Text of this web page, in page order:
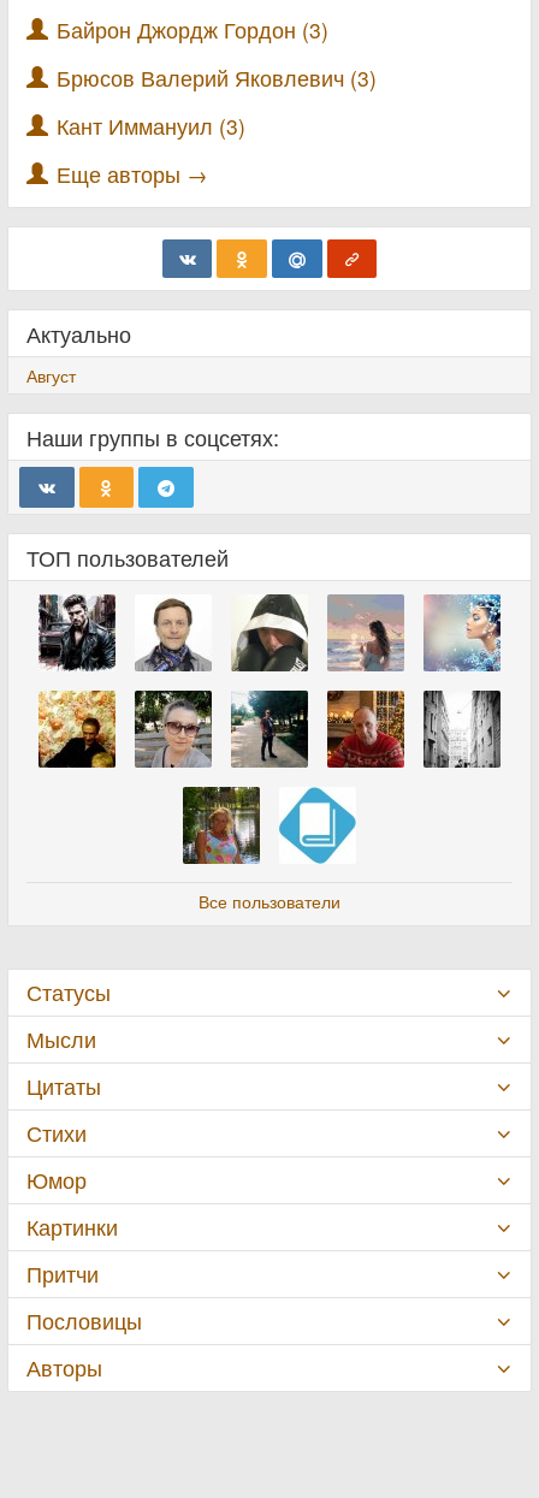
Байрон Джордж Гордон (3)
Брюсов Валерий Яковлевич (3)
Кант Иммануил (3)
Еще авторы →
Актуально
Август
Наши группы в соцсетях:
ТОП пользователей
Все пользователи
Статусы
Мысли
Цитаты
Стихи
Юмор
Картинки
Притчи
Пословицы
Авторы